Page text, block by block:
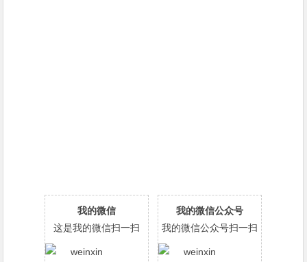
我的微信
这是我的微信扫一扫
我的微信公众号
我的微信公众号扫一扫